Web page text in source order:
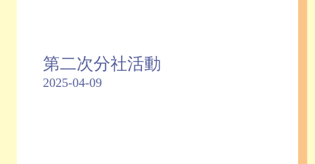
第二次分社活動
2025-04-09